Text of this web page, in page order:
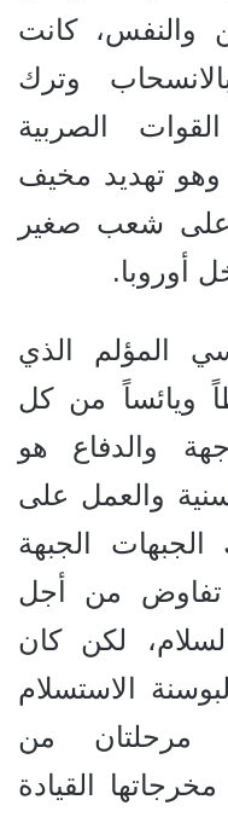
والنفس، كانت
وترك
الصربية
وهو تهديد مخيف
شعب صغير
أوروبا.
المؤلم الذي
ويائساً من كل
والدفاع هو
والعمل على
الجبهات الجبهة
تفاوض من أجل
لكن كان
الاستسلام
مرحلتان من
القيادة